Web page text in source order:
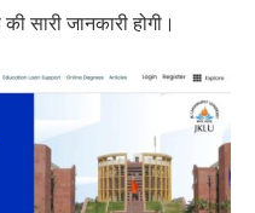
सारी जानकारी होगी।